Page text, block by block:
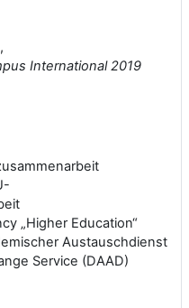
International 2019
„Higher Education“
Austauschdienst
Service (DAAD)